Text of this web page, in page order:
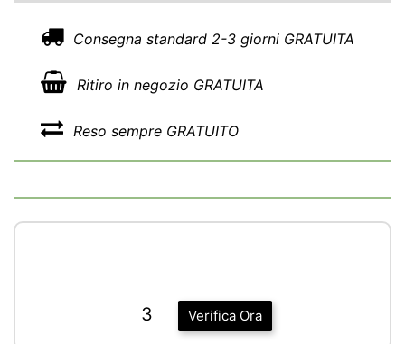
Consegna standard 2-3 giorni GRATUITA
Ritiro in negozio GRATUITA
Reso sempre GRATUITO
Verifica Ora
3